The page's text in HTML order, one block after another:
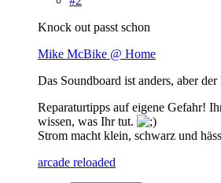
Knock out passt schon
Mike McBike @ Home
Das Soundboard ist anders, aber der
Reparaturtipps auf eigene Gefahr!
wissen, was Ihr tut.
Strom macht klein, schwarz und
arcade reloaded